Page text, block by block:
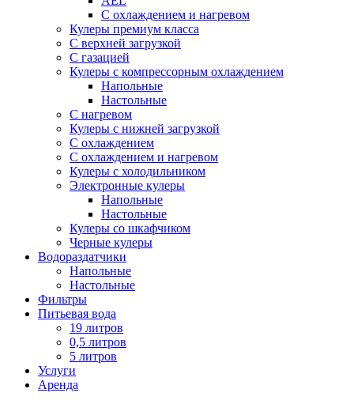
С охлаждением и нагревом
Кулеры премиум класса
С верхней загрузкой
С газацией
Кулеры с компрессорным охлаждением
Напольные
Настольные
С нагревом
Кулеры с нижней загрузкой
С охлаждением
С охлаждением и нагревом
Кулеры с холодильником
Электронные кулеры
Напольные
Настольные
Кулеры со шкафчиком
Черные кулеры
Водораздатчики
Напольные
Настольные
Фильтры
Питьевая вода
19 литров
0,5 литров
5 литров
Услуги
Аренда